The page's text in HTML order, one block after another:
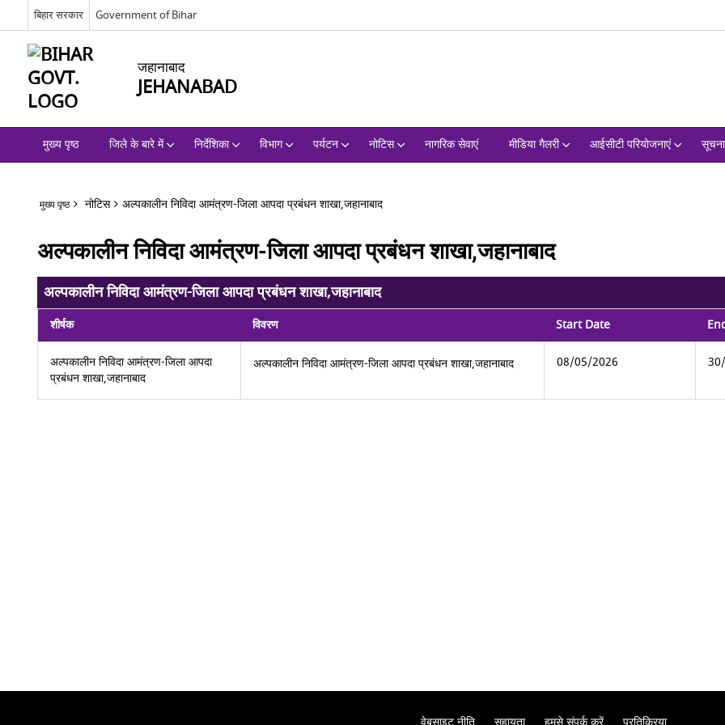
बिहार सरकार Government of Bihar
जहानाबाद
JEHANABAD
मुख्य पृष्ठ जिले के बारे में निर्देशिका विभाग पर्यटन नोटिस नागरिक सेवाएं मीडिया गैलरी आईसीटी परियोजनाएं
मुख्य पृष्ठ नोटिस अल्पकालीन निविदा आमंत्रण-जिला आपदा प्रबंधन शाखा,जहानाबाद
अल्पकालीन निविदा आमंत्रण-जिला आपदा प्रबंधन शाखा,जहानाबाद
अल्पकालीन निविदा आमंत्रण-जिला आपदा प्रबंधन शाखा,जहानाबाद
शीर्षक विवरण Start Date
अल्पकालीन निविदा आमंत्रण-जिला आपदा
प्रबंधन शाखा,जहानाबाद
अल्पकालीन निविदा आमंत्रण-जिला आपदा प्रबंधन शाखा,जहानाबाद 08/05/2026